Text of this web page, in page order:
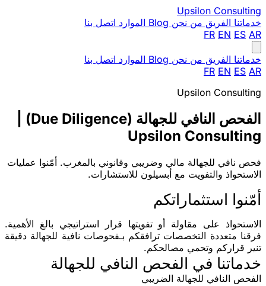
Upsilon Consulting
خدماتنا الفريق من نحن Blog الموارد اتصل بنا
FR EN ES AR
خدماتنا الفريق من نحن Blog الموارد اتصل بنا
FR EN ES AR
Upsilon Consulting
الفحص النافي للجهالة (Due Diligence) |
Upsilon Consulting
فحص نافي للجهالة مالي وضريبي وقانوني بالمغرب. أمّنوا عمليات
الاستحواذ والتفويت مع أبسيلون للاستشارات.
أمّنوا استثماراتكم
الاستحواذ على مقاولة أو تفويتها قرار استراتيجي بالغ الأهمية.
فرقنا متعددة التخصصات ترافقكم بـفحوصات نافية للجهالة دقيقة
تنير قراركم وتحمي مصالحكم.
خدماتنا في الفحص النافي للجهالة
الفحص النافي للجهالة الضريبي